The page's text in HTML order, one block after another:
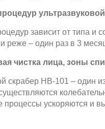
зависит от типа и
реже – один раз в 3
чистка лица, зоны
скрабер HB-101 – один
процессы ускоряются и